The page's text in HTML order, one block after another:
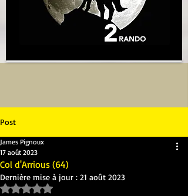
Post
Col d'Arrious (64)
James Pignoux
17 août 2023
Dernière mise à jour : 21 août 2023
Noté NaN étoiles sur 5.